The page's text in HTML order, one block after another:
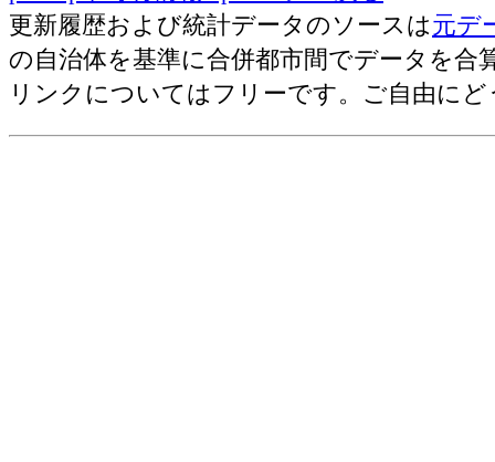
115
春日部市(埼玉県)
116
茅ヶ崎市(神奈川県)
その他構造・建築物の数[棟](2019)
その他構造・床面積の合計[㎡](2019)
その他構造・工事費予定額[百万円
居住専用住宅・建築物の数[棟](2019)
更新履歴および統計データのソースは元デ
の自治体を基準に合併都市間でデータを合
リンクについてはフリーです。ご自由にど